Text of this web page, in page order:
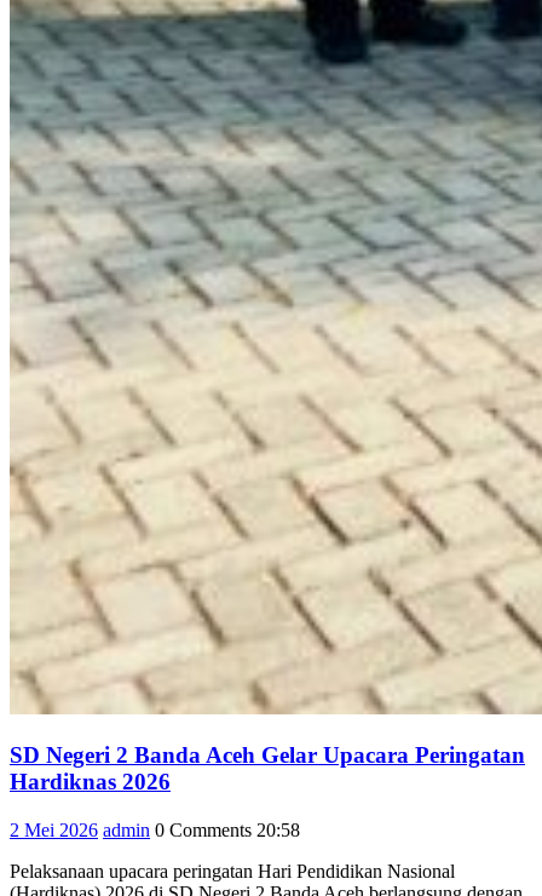
SD Negeri 2 Banda Aceh Gelar Upacara Peringatan
Hardiknas 2026
2
Banda
Aceh
2 Mei 20262
2026
admin admin
0 Comments 20:58
Pelaksanaan upacara peringatan Hari Pendidikan Nasional